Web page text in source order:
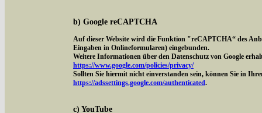
b) Google reCAPTCHA
Auf dieser Website wird die Funktion "reCAPTCHA“ des
Eingaben in Onlineformularen) eingebunden.
Weitere Informationen über den Datenschutz von Google
https://www.google.com/policies/privacy/
Sollten Sie hiermit nicht einverstanden sein, können Sie in
https://adssettings.google.com/authenticated.
c) YouTube